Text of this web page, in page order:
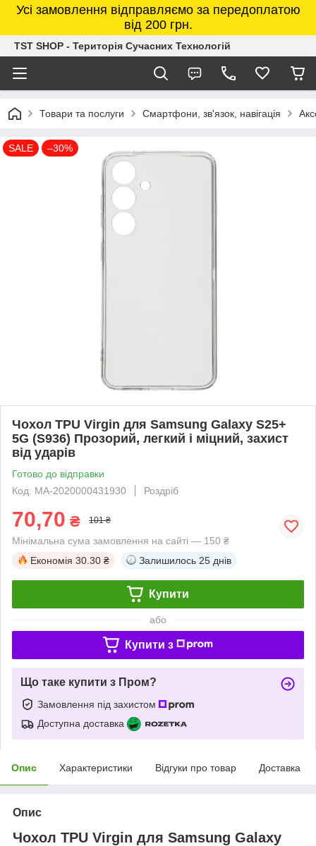
Усі замовлення відправляємо за передоплатою
від 200 грн.
TST SHOP - Територія Сучасних Технологій
Товари та послуги Смартфони, зв'язок, навігація
SALE –30%
Чохол TPU Virgin для Samsung Galaxy S25+
5G (S936) Прозорий, легкий і міцний, захист
від ударів
Готово до відправки
Код: MA-2020000431930
Роздріб
70,70 ₴ 101 ₴
Мінімальна сума замовлення на сайті — 150 ₴
Економія 30.30 ₴ Залишилось 25 днів
Купити
або
Купити з
Що таке купити з Пром?
Замовлення під захистом
Доступна доставка
Опис Характеристики Відгуки про товар Доставка
Опис
Чохол TPU Virgin для Samsung Galaxy